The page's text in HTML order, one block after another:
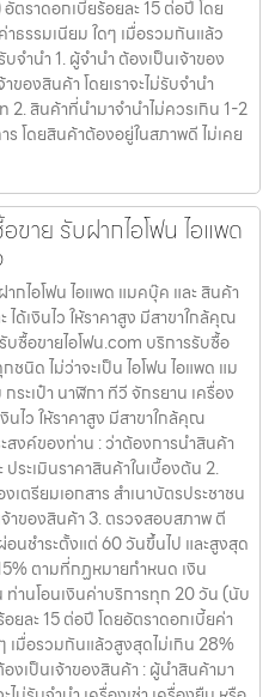
ราดอกเบี้ยร้อยละ 15 ต่อปี โดย
ธรรมเนียม ใดๆ เมื่อรวมกันแล้ว
จำนำ 1. ผู้จำนำ ต้องเป็นเจ้าของ
องสินค้า โดยเราจะไม่รับจำนำ
2. สินค้าที่นำมาจำนำไม่ควรเกิน 1-2
โดยสินค้าต้องอยู่ในสภาพดี ไม่เคย
าย รับฝากไอโฟน ไอแพด
กไอโฟน ไอแพด แมคบุ๊ค และ สินค้า
ได้เงินไว ให้ราคาสูง มีสาขาใกล้คุณ
บซื้อขายไอโฟน.com บริการรับซื้อ
นิด ไม่ว่าจะเป็น ไอโฟน ไอแพด แม
ะเป๋า นาฬิกา ทีวี จักรยาน เครื่อง
นไว ให้ราคาสูง มีสาขาใกล้คุณ
สงค์ของท่าน : ว่าต้องการนำสินค้า
ระเมินราคาสินค้าในเบื้องต้น 2.
ตรียมเอกสาร สำเนาบัตรประชาชน
จ้าของสินค้า 3. ตรวจสอบสภาพ ตี
อนชำระตั้งแต่ 60 วันขึ้นไป และสูงสุด
ตามที่กฏหมายกำหนด เงิน
านโอนเงินค่าบริการทุก 20 วัน (นับ
ละ 15 ต่อปี โดยอัตราดอกเบี้ยค่า
เมื่อรวมกันแล้วสูงสุดไม่เกิน 28%
งเป็นเจ้าของสินค้า : ผู้นำสินค้ามา